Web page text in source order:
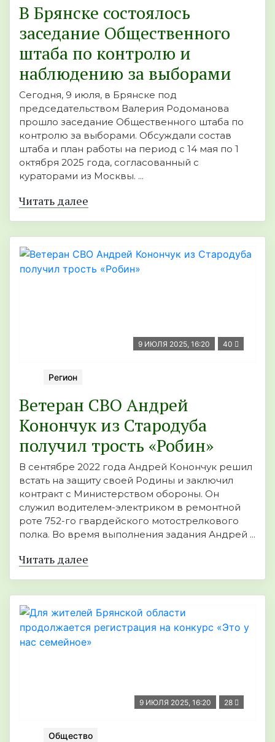
В Брянске состоялось
заседание Общественного
штаба по контролю и
наблюдению за выборами
Сегодня, 9 июля, в Брянске под
председательством Валерия Родоманова
прошло заседание Общественного штаба по
контролю за выборами. Обсуждали состав
штаба и план работы на период с 14 мая по 1
октября 2025 года, согласованный с
кураторами из Москвы. ...
Читать далее
9 ИЮЛЯ 2025, 16:20 40
Регион
Ветеран СВО Андрей
Конончук из Стародуба
получил трость «Робин»
В сентябре 2022 года Андрей Конончук решил
встать на защиту своей Родины и заключил
контракт с Министерством обороны. Он
служил водителем-электриком в ремонтной
роте 752-го гвардейского мотострелкового
полка. Во время выполнения задания Андрей ...
Читать далее
9 ИЮЛЯ 2025, 16:20 28
Общество